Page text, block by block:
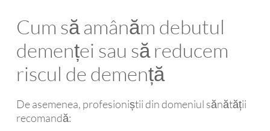
Cum să amânăm debutul
demenței sau să reducem
riscul de demență
De asemenea, profesioniștii din domeniul sănătății
recomandă: